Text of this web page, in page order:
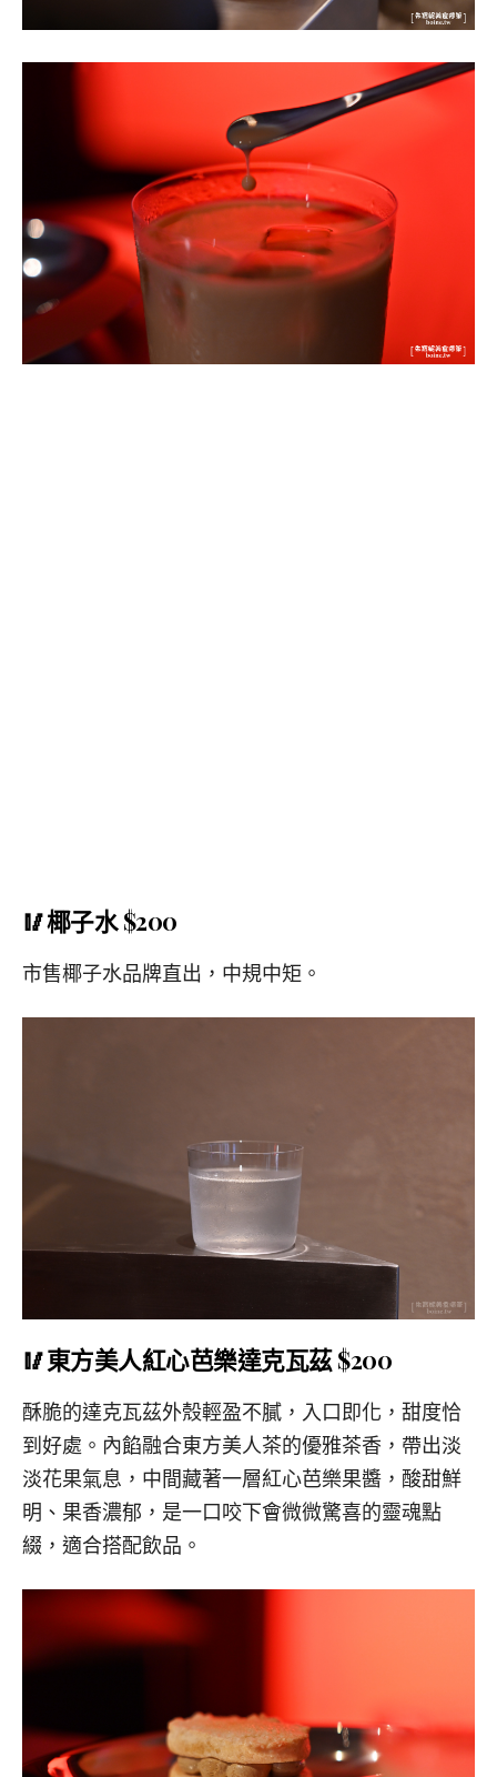
🥢椰子水 $200
市售椰子水品牌直出，中規中矩。
🥢東方美人紅心芭樂達克瓦茲 $200
酥脆的達克瓦茲外殼輕盈不膩，入口即化，甜度恰
到好處。內餡融合東方美人茶的優雅茶香，帶出淡
淡花果氣息，中間藏著一層紅心芭樂果醬，酸甜鮮
明、果香濃郁，是一口咬下會微微驚喜的靈魂點
綴，適合搭配飲品。